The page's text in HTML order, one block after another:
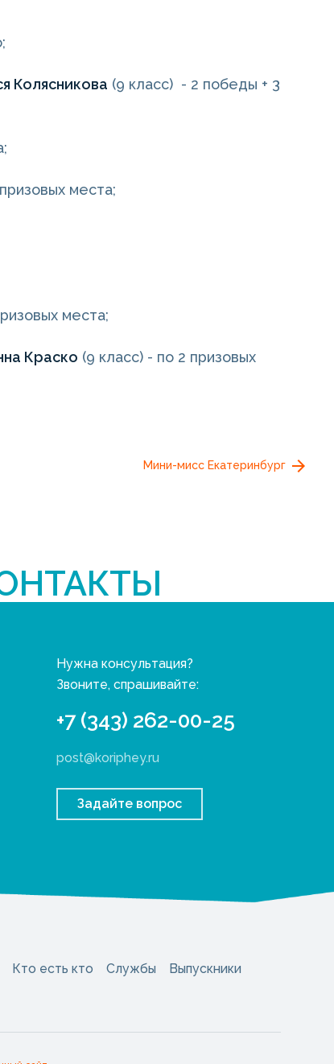
Колясникова (9 класс) - 2 победы + 3
места;
места;
Краско (9 класс) - по 2 призовых
Мини-мисс Екатеринбург
Нужна консультация?
Звоните, спрашивайте:
+7 (343) 262-00-25
post@koriphey.ru
Задайте вопрос
Кто есть кто Службы
Выпускники